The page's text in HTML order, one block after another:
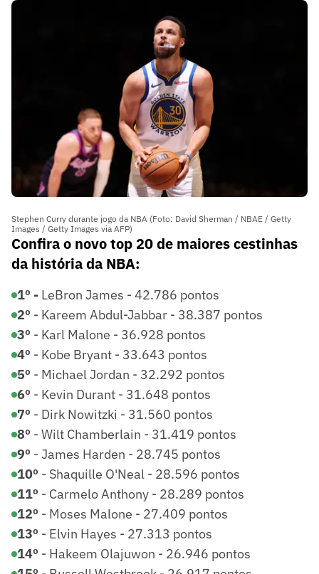
Stephen Curry durante jogo da NBA (Foto: David Sherman / NBAE / Getty
Images / Getty Images via AFP)
Confira o novo top 20 de maiores cestinhas
da história da NBA:
1º - LeBron James - 42.786 pontos
2º - Kareem Abdul-Jabbar - 38.387 pontos
3º - Karl Malone - 36.928 pontos
4º - Kobe Bryant - 33.643 pontos
5º - Michael Jordan - 32.292 pontos
6º - Kevin Durant - 31.648 pontos
7º - Dirk Nowitzki - 31.560 pontos
8º - Wilt Chamberlain - 31.419 pontos
9º - James Harden - 28.745 pontos
10º - Shaquille O'Neal - 28.596 pontos
11º - Carmelo Anthony - 28.289 pontos
12º - Moses Malone - 27.409 pontos
13º - Elvin Hayes - 27.313 pontos
14º - Hakeem Olajuwon - 26.946 pontos